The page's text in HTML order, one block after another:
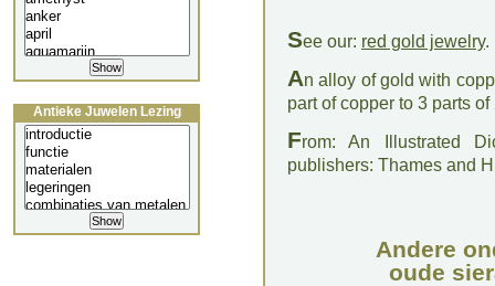
See our: red gold jewelry.
An alloy of gold with
part of copper to 3 parts
From: An Illustrated
publishers: Thames and
Andere
oude
Antieke Juwelen Lezing